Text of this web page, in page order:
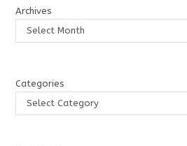
Archives
Select Month
Categories
Select Category